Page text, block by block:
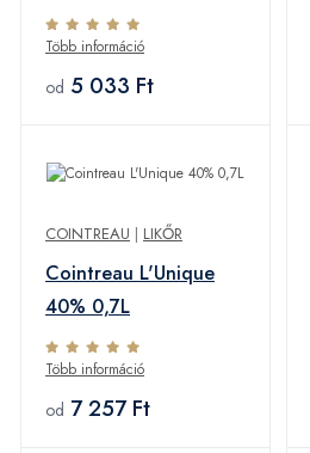
Több információ
od 5 033 Ft
COINTREAU | LIKŐR
Cointreau L'Unique
40% 0,7L
Több információ
od 7 257 Ft